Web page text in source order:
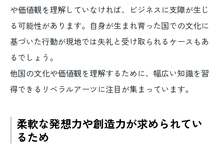
や価値観を理解していなければ、ビジネスに支障が生じ
る可能性があります。自身が生まれ育った国での文化に
基づいた行動が現地では失礼と受け取られるケースもあ
るでしょう。
他国の文化や価値観を理解するために、幅広い知識を習
得できるリベラルアーツに注目が集まっています。
柔軟な発想力や創造力が求められてい
るため